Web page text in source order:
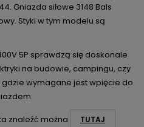
Gniazda siłowe 3148 Bals
Styki w tym modelu są
5P sprawdzą się doskonale
na budowie, campingu, czy
wymagane jest wpięcie do
znaleźć można
TUTAJ